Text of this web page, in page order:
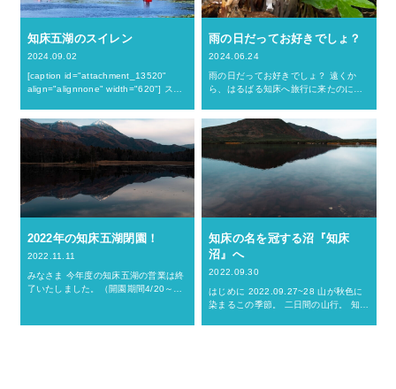
知床五湖のスイレン
2024.09.02
[caption id="attachment_13520"
align="alignnone" width="620"] スイ
雨の日だってお好きでしょ？
2024.06.24
雨の日だってお好きでしょ？ 遠くか
ら、はるばる知床へ旅行に来たのに、
「お客様に思う存分知床を楽しんでほ
しいな」 「どん…
2022年の知床五湖閉園！
2022.11.11
みなさま 今年度の知床五湖の営業は終
了いたしました。（開園期間4/20～
うございます。 さて、本題ですが…
知床の名を冠する沼『知床
沼』へ
2022.09.30
はじめに 2022.09.27~28 山が秋色に
染まるこの季節。 二日間の山行。 知床